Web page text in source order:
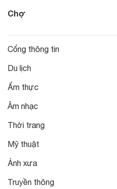
Chợ
Cổng thông tin
Du lịch
Ẩm thực
Âm nhạc
Thời trang
Mỹ thuật
Ảnh xưa
Truyền thông